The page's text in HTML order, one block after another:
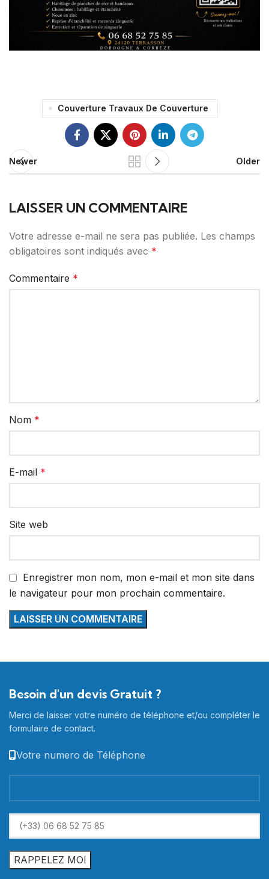
Couverture Travaux De Couverture
Newer Older
LAISSER UN COMMENTAIRE
Votre adresse e-mail ne sera pas publiée. Les champs
obligatoires sont indiqués avec *
Commentaire *
Nom *
E-mail *
Site web
Enregistrer mon nom, mon e-mail et mon site dans
le navigateur pour mon prochain commentaire.
Besoin d'un devis Gratuit ?
Merci de laisser votre numéro de téléphone et/ou compléter le
formulaire de contact.
Votre numero de Téléphone